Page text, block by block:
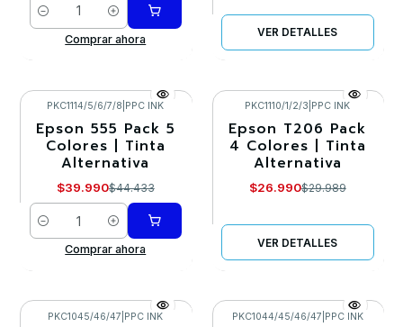
Cantidad
Comprar ahora
VER DETALLES
-10%
PKC1114/5/6/7/8 PPC INK
Epson 555 Pack 5
Colores | Tinta
Alternativa
$39.990$44.433
Cantidad
Comprar ahora
-10%
Agotado
PKC1110/1/2/3 PPC INK
Epson T206 Pack
4 Colores | Tinta
Alternativa
$26.990$29.989
VER DETALLES
PKC1045/46/47 PPC INK PKC1044/45/46/47 PPC INK